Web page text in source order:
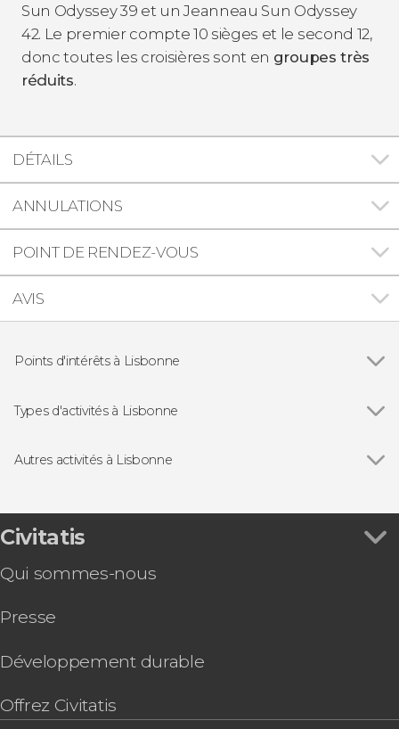
Sun Odyssey 39 et un Jeanneau Sun Odyssey
42. Le premier compte 10 sièges et le second 12,
donc toutes les croisières sont en groupes très
réduits.
DÉTAILS
ANNULATIONS
POINT DE RENDEZ-VOUS
AVIS
Points d'intérêts à Lisbonne
Arc de triomphe de la rue Augusta
Monastère des Hiéronymites
Types d'activités à Lisbonne
Free tours à Lisbonne
Concerts de fado à Lisbonne
Gastronomie et œnotourisme à Lisbonne
Autres activités à Lisbonne
Observation de dauphins
Visite en vélo électrique dans Lisbonne
Balade en bus amphibie dans Lisbonne
Visite du stade Benfica
Billet pour le téléphérique de Lisbonne
Civitatis
Qui sommes-nous
Presse
Développement durable
Offrez Civitatis